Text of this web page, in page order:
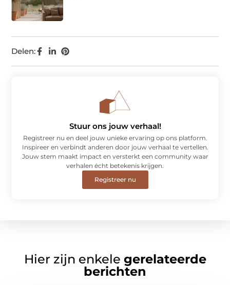
Delen:
Stuur ons jouw verhaal!
Registreer nu en deel jouw unieke ervaring op ons platform.
Inspireer en verbindt anderen door jouw verhaal te vertellen.
Jouw stem maakt impact en versterkt een community waar
verhalen écht betekenis krijgen.
Registreer nu
Hier zijn enkele gerelateerde
berichten